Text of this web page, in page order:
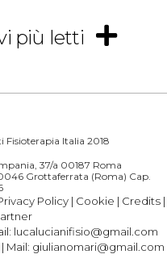
più letti
Italia 2018
37/a 00187 Roma
Grottaferrata (Roma) Cap.
Policy | Cookie | Credits |
lucalucianifisio@gmail.com
Mail: giulianomari@gmail.com